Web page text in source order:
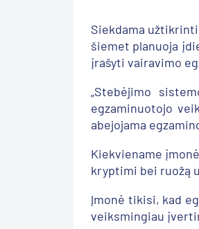
Siekdama
šiemet planuoja
įrašyti vairavimo
„Stebėjimo
egzaminuotojo
abejojama
Kiekviename
kryptimi bei ruožą
Įmonė tikisi, kad
veiksmingiau